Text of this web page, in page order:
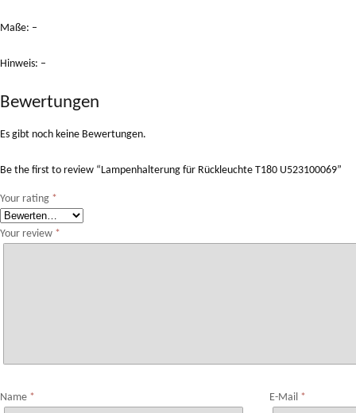
Maße: –
Hinweis: –
Bewertungen
Es gibt noch keine Bewertungen.
Be the first to review “Lampenhalterung für Rückleuchte T180 U523100069”
Your rating *
Your review *
Name * E-Mail *